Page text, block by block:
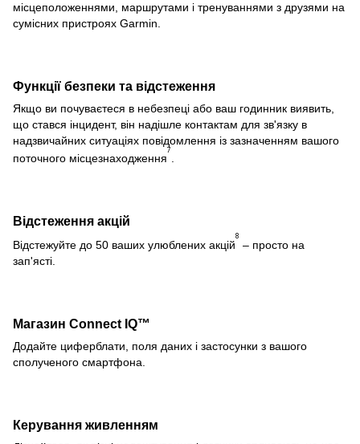
місцеположеннями, маршрутами і тренуваннями з друзями на
сумісних пристроях Garmin.
Функції безпеки та відстеження
Якщо ви почуваєтеся в небезпеці або ваш годинник виявить,
що стався інцидент, він надішле контактам для зв'язку в
надзвичайних ситуаціях повідомлення із зазначенням вашого
поточного місцезнаходження
7
.
Відстеження акцій
Відстежуйте до 50 ваших улюблених акцій
8
– просто на
зап'ясті.
Магазин Connect IQ™
Додайте циферблати, поля даних і застосунки з вашого
сполученого смартфона.
Керування живленням